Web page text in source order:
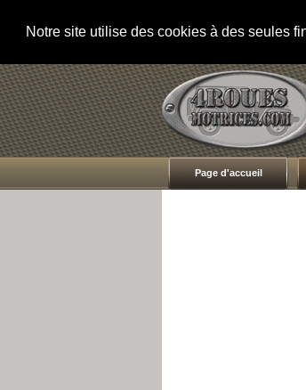
Notre site utilise des cookies à des seules
Page d'accueil